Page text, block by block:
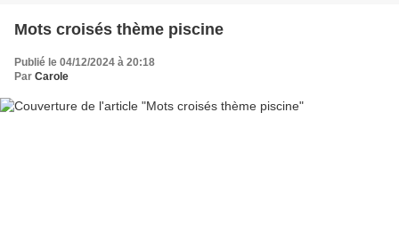
Mots croisés thème piscine
Publié le 04/12/2024 à 20:18
Par Carole